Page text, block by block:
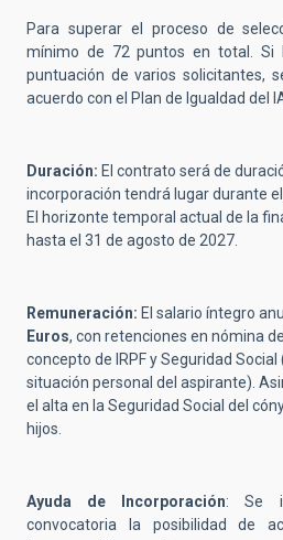
Para superar el proceso de
mínimo de 72 puntos en total. Si
puntuación de varios solicitantes,
acuerdo con el Plan de Igualdad del
Duración: El contrato será de
incorporación tendrá lugar durante
El horizonte temporal actual de la
hasta el 31 de agosto de 2027.
Remuneración: El salario íntegro
Euros, con retenciones en nómina
concepto de IRPF y Seguridad
situación personal del aspirante).
el alta en la Seguridad Social del
hijos.
Ayuda de Incorporación: Se
convocatoria la posibilidad de